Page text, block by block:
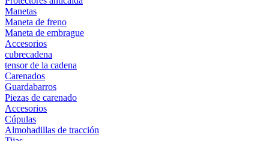
Manetas
Maneta de freno
Maneta de embrague
Accesorios
cubrecadena
tensor de la cadena
Carenados
Guardabarros
Piezas de carenado
Accesorios
Cúpulas
Almohadillas de tracción